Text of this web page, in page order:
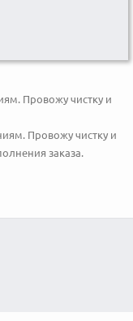
Провожу чистку и
Провожу чистку и
заказа.